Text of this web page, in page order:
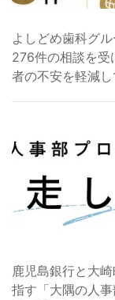
よしどめ歯科グ
276件の相談を受
者の不安を軽減し
鹿児島銀行と大
指す「大隅の人